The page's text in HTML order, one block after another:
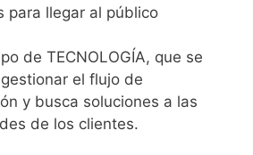
para llegar al público
de TECNOLOGÍA, que se
el flujo de
y busca soluciones a las
de los clientes.